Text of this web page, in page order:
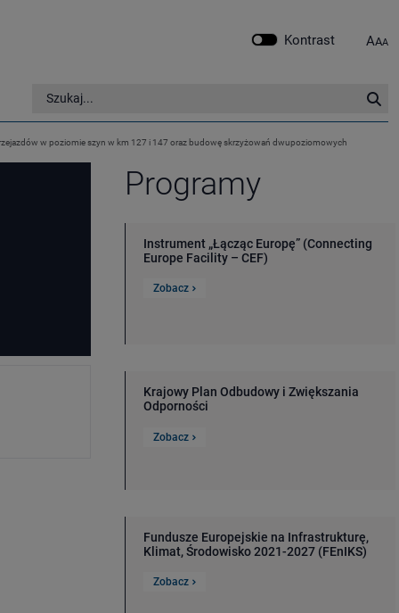
Kontrast AAA
Szukaj w serwisie
w poziomie szyn w km 127 i 147 oraz budowę skrzyżowań dwupoziomowych
Programy
Instrument „Łącząc Europę” (Connecting
Europe Facility – CEF)
Zobacz
Krajowy Plan Odbudowy i Zwiększania
Odporności
Zobacz
Fundusze Europejskie na Infrastrukturę,
Klimat, Środowisko 2021-2027 (FEnIKS)
Zobacz